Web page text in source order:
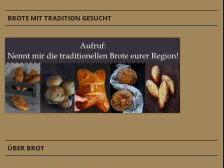
BROTE MIT TRADITION GESUCHT
ÜBER BROT